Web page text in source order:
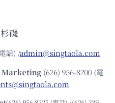
磯
話) /admin@singtaola.com
(626) 956-8200 (電